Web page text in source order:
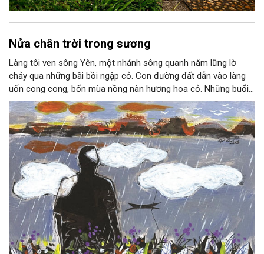
Nửa chân trời trong sương
Làng tôi ven sông Yên, một nhánh sông quanh năm lững lờ
chảy qua những bãi bồi ngập cỏ. Con đường đất dẫn vào làng
uốn cong cong, bốn mùa nồng nàn hương hoa cỏ. Những buổi
hoàng hôn, khi nắng đã dịu xuống phía cuối sông, đám hoa tím
lại thẫm màu như có ai vừa rắc lên một lớp khói.